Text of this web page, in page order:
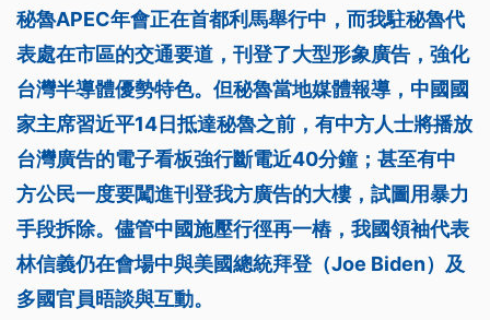
秘魯APEC年會正在首都利馬舉行中，而我駐秘魯代
表處在市區的交通要道，刊登了大型形象廣告，強化
台灣半導體優勢特色。但秘魯當地媒體報導，中國國
家主席習近平14日抵達秘魯之前，有中方人士將播放
台灣廣告的電子看板強行斷電近40分鐘；甚至有中
方公民一度要闖進刊登我方廣告的大樓，試圖用暴力
手段拆除。儘管中國施壓行徑再一樁，我國領袖代表
林信義仍在會場中與美國總統拜登（Joe Biden）及
多國官員晤談與互動。